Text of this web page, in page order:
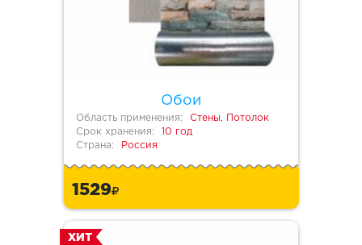
Обои
Область применения:
Стены, Потолок
Срок хранения:
10 год
Страна:
Россия
1529
ХИТ